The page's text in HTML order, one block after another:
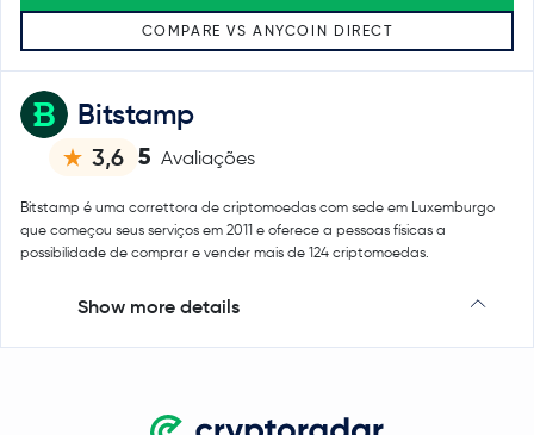
Bitstamp
3,6 5 Avaliações
Bitstamp é uma correttora de criptomoedas com sede em Luxemburgo
que começou seus serviços em 2011 e oferece a pessoas físicas a
possibilidade de comprar e vender mais de 124 criptomoedas.
Show more details
COMPARE VS ANYCOIN DIRECT